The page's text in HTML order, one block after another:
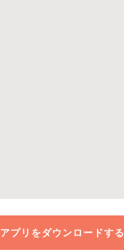
アプリをダウンロードする